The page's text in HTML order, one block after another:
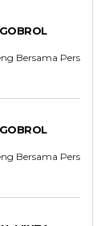
Bersama Pers
Bersama Pers